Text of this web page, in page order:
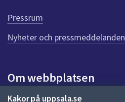
Kakor på uppsala.se
e
n
n
a
d
a
Pressrum
Nyheter och pressmeddelanden
Om webbplatsen
Om webbplatsen